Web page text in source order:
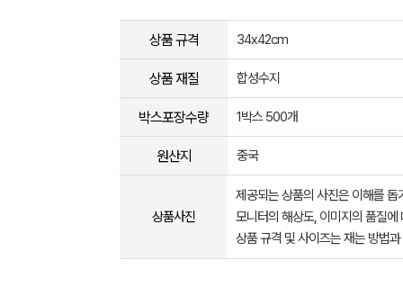
상품 규격 34x42cm
상품 재질 합성수지
박스포장수량 1박스 500개
원산지 중국
상품사진
제공되는 상품의 사진은 이해를
모니터의 해상도, 이미지의 품질
상품 규격 및 사이즈는 재는 방법